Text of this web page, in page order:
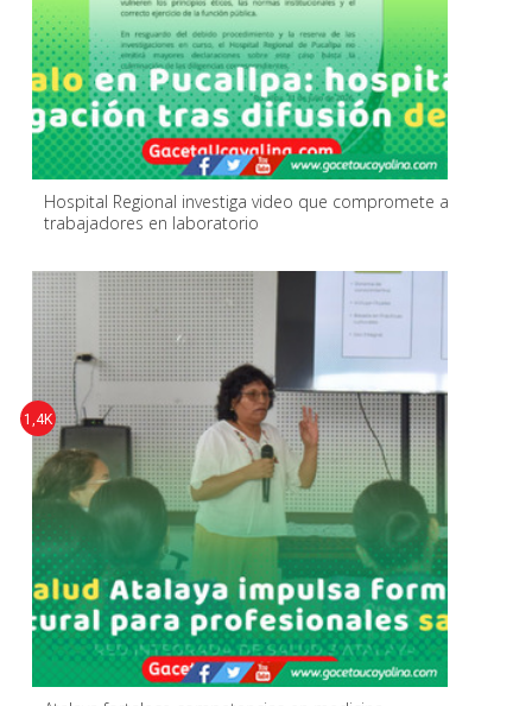
Hospital Regional investiga video que compromete a
trabajadores en laboratorio
1,4K